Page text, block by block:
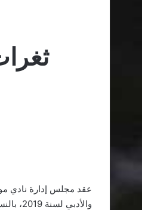
عقد مجلس إدارة نادي
والأدبي لسنة 2019، بالنسبة للفريق الأول، والفئات الشبانية.